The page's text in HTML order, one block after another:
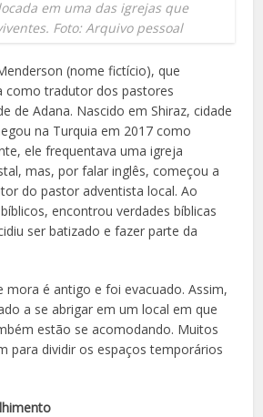
em uma das igrejas que
Foto: Arquivo pessoal
(nome fictício), que
como tradutor dos pastores
de Adana. Nascido em Shiraz, cidade
na Turquia em 2017 como
ele frequentava uma igreja
mas, por falar inglês, começou a
do pastor adventista local. Ao
encontrou verdades bíblicas
ser batizado e fazer parte da
mora é antigo e foi evacuado. Assim,
a se abrigar em um local em que
estão se acomodando. Muitos
para dividir os espaços temporários